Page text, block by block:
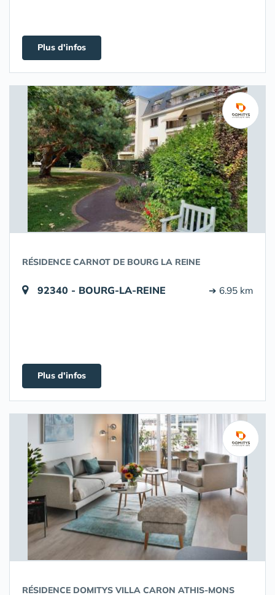
Plus d'infos
RÉSIDENCE CARNOT DE BOURG LA REINE
92340 - BOURG-LA-REINE ➔ 6.95 km
Plus d'infos
RÉSIDENCE DOMITYS VILLA CARON ATHIS-MONS